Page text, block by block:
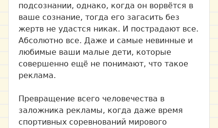
подсознании, однако, когда он ворвётся в
ваше сознание, тогда его загасить без
жертв не удастся никак. И пострадают все.
Абсолютно все. Даже и самые невинные и
любимые ваши малые дети, которые
совершенно ещё не понимают, что такое
реклама.
Превращение всего человечества в
заложника рекламы, когда даже время
спортивных соревнований мирового